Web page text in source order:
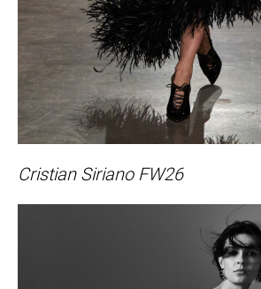
Cristian Siriano FW26